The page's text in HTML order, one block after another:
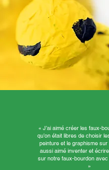
« J’ai aimé créer les faux-
qu’on était libres de choisir
peinture et le graphisme sur
aussi aimé inventer et
sur notre faux-bourdon avec
»